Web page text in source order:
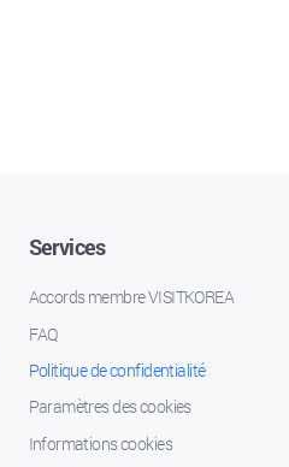
Services
Accords membre VISITKOREA
FAQ
Politique de confidentialité
Paramètres des cookies
Informations cookies